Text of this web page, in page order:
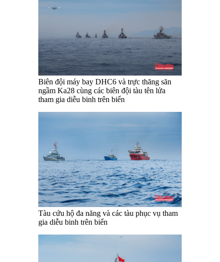
Biên đội máy bay DHC6 và trực thăng săn
ngầm Ka28 cùng các biên đội tàu tên lửa
tham gia diễu binh trên biển
Tàu cứu hộ đa năng và các tàu phục vụ tham
gia diễu binh trên biển